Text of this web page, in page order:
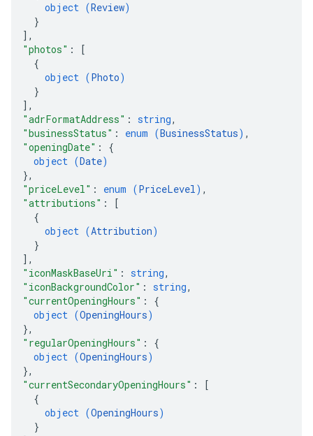
object (Review)
}
] ,
"photos" :
[
{
object (Photo)
}
] ,
"adrFormatAddress" : string,
"businessStatus" : enum (BusinessStatus) ,
"openingDate" : {
object (Date)
},
"priceLevel" : enum (PriceLevel) ,
"attributions" :
[
{
object (Attribution)
}
] ,
"iconMaskBaseUri" : string,
"iconBackgroundColor" : string,
"currentOpeningHours" : {
object (OpeningHours)
},
"regularOpeningHours" : {
object (OpeningHours)
},
"currentSecondaryOpeningHours" :
[
{
object (OpeningHours)
}